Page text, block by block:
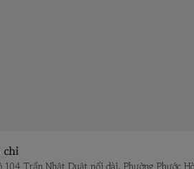
104 Trần Nhật Duật nối dài, Phường Phước